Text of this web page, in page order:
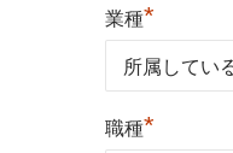
業種*
職種*